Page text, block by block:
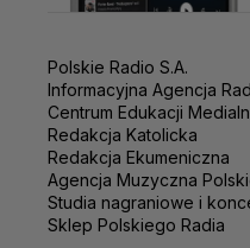
Polskie Radio S.A.
Informacyjna Agencja
Centrum Edukacji
Redakcja Katolicka
Redakcja Ekumeniczna
Agencja Muzyczna
Studia nagraniowe i
Sklep Polskiego Radia